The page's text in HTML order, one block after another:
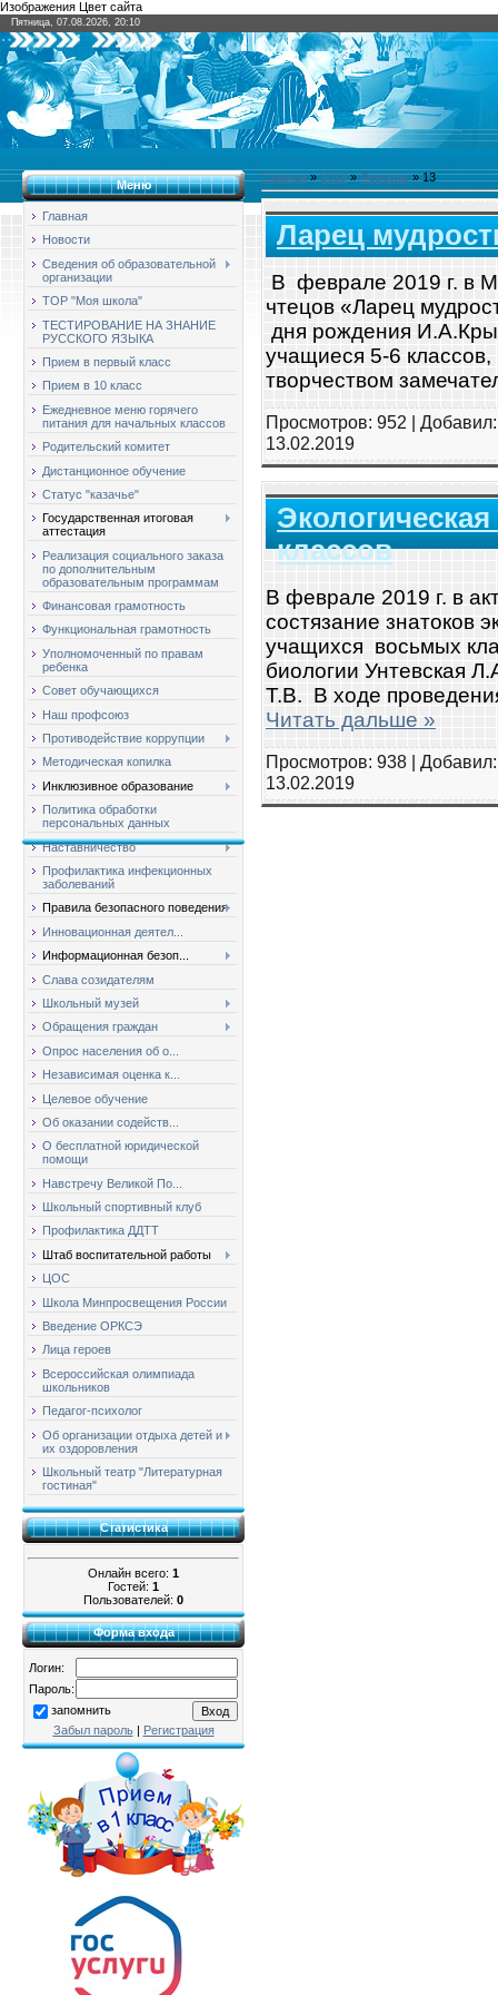
Изображения Цвет сайта
Пятница, 07.08.2026, 20:10
Меню
Главная
Новости
Сведения об образовательной
организации
ТОР "Моя школа"
ТЕСТИРОВАНИЕ НА ЗНАНИЕ
РУССКОГО ЯЗЫКА
Прием в первый класс
Прием в 10 класс
Ежедневное меню горячего
питания для начальных классов
Родительский комитет
Дистанционное обучение
Статус "казачье"
Государственная итоговая
аттестация
Реализация социального заказа
по дополнительным
образовательным программам
Финансовая грамотность
Функциональная грамотность
Уполномоченный по правам
ребенка
Совет обучающихся
Наш профсоюз
Противодействие коррупции
Методическая копилка
Инклюзивное образование
Политика обработки
персональных данных
Наставничество
Профилактика инфекционных
заболеваний
Правила безопасного поведения
Инновационная деятел...
Информационная безоп...
Слава созидателям
Школьный музей
Обращения граждан
Опрос населения об о...
Независимая оценка к...
Целевое обучение
Об оказании содейств...
О бесплатной юридической
помощи
Навстречу Великой По...
Школьный спортивный клуб
Профилактика ДДТТ
Штаб воспитательной работы
ЦОС
Школа Минпросвещения России
Введение ОРКСЭ
Лица героев
Всероссийская олимпиада
школьников
Педагог-психолог
Об организации отдыха детей и
их оздоровления
Школьный театр "Литературная
гостиная"
Статистика
Онлайн всего: 1
Гостей: 1
Пользователей: 0
Форма входа
Логин:
Пароль:
запомнить
Забыл пароль| Регистрация
Главная»2019 » Февраль » 13
Ларец
В феврале 2019 г. в
чтецов «Ларец
дня рождения
учащиеся 5-6
творчеством
Просмотров: 952 |
13.02.2019
классов
В феврале 2019 г. в
состязание знатоков
учащихся восьмых
биологии Унтевская
Т.В. В ходе
Читать дальше »
Просмотров: 938 |
13.02.2019